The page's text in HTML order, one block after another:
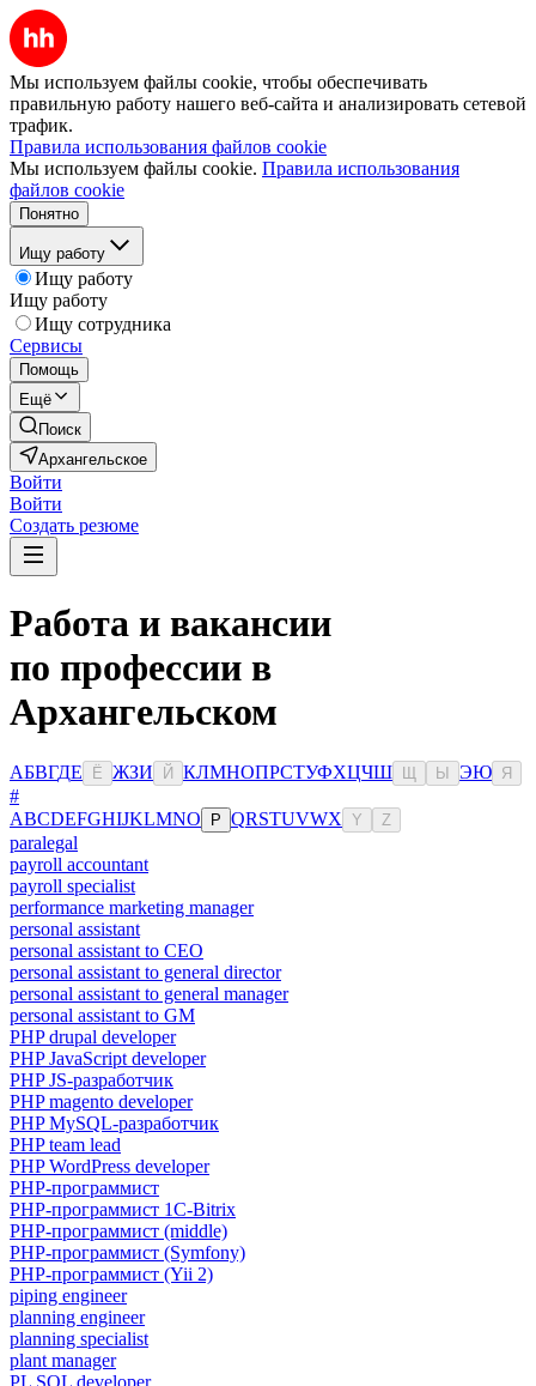
Мы используем файлы cookie, чтобы обеспечивать
правильную работу нашего веб-сайта и анализировать сетевой
трафик.
Правила использования файлов cookie
Мы используем файлы cookie. Правила использования
файлов cookie
Понятно
Ищу работу
Ищу работу
Ищу работу
Ищу сотрудника
Сервисы
Помощь
Ещё
Поиск
Архангельское
Войти
Войти
Создать резюме
Работа и вакансии
по профессии в
Архангельском
АБВГДЕ Ё ЖЗИ Й КЛМНОПРСТУФХЦЧШ Ы ЭЮ Я
#
ABCDEFGHIJKLMNO P QRSTUVWX Y Z
paralegal
payroll accountant
payroll specialist
performance marketing manager
personal assistant
personal assistant to CEO
personal assistant to general director
personal assistant to general manager
personal assistant to GM
PHP drupal developer
PHP JavaScript developer
PHP JS-разработчик
PHP magento developer
PHP MySQL-разработчик
PHP team lead
PHP WordPress developer
PHP-программист
PHP-программист 1C-Bitrix
PHP-программист (middle)
PHP-программист (Symfony)
PHP-программист (Yii 2)
piping engineer
planning engineer
planning specialist
plant manager
PL SQL developer